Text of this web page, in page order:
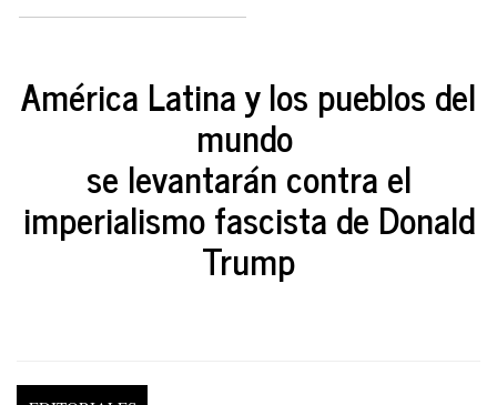
América Latina y los pueblos del
mundo
se levantarán contra el
imperialismo fascista de Donald
Trump